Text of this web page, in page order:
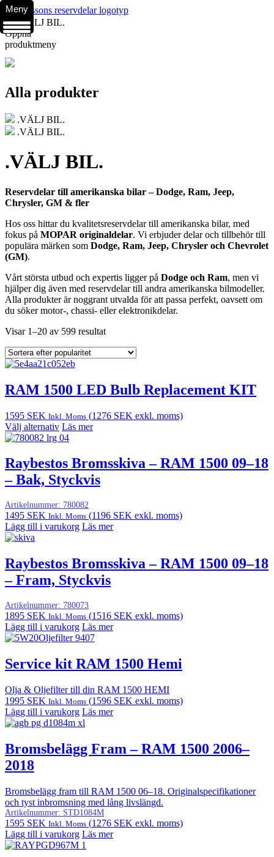
.VÄLJ BIL.
Öppna
produktmeny
Alla produkter
.VÄLJ BIL.
.VÄLJ BIL.
.VÄLJ BIL.
Reservdelar till amerikanska bilar – Dodge, Ram, Jeep,
Chrysler, GM & fler
Hos oss hittar du kvalitetsreservdelar till amerikanska bilar, med
fokus på MOPAR originaldelar. Vi erbjuder delar och tillbehör till
populära märken som Dodge, Ram, Jeep, Chrysler och Chevrolet
(GM).
Vårt största utbud och expertis ligger på Dodge och Ram, men vi
hjälper dig även med reservdelar till andra amerikanska bilmodeller.
Alla produkter är noggrant utvalda för att passa perfekt, oavsett om
du söker motor-, chassi- eller elektronikdelar.
Visar 1–20 av 599 resultat
RAM 1500 LED Bulb Replacement KIT
1595 SEK Inkl. Moms (1276 SEK exkl. moms)
Välj alternativ Läs mer
Raybestos Bromsskiva – RAM 1500 09–18
– Bak, Styckvis
Artikelnummer: 780082
1495 SEK Inkl. Moms (1196 SEK exkl. moms)
Lägg till i varukorg Läs mer
Raybestos Bromsskiva – RAM 1500 09–18
– Fram, Styckvis
Artikelnummer: 780073
1895 SEK Inkl. Moms (1516 SEK exkl. moms)
Lägg till i varukorg Läs mer
Service kit RAM 1500 Hemi
Olja & Oljefilter till din RAM 1500 HEMI
1995 SEK Inkl. Moms (1596 SEK exkl. moms)
Lägg till i varukorg Läs mer
Bromsbelägg Fram – RAM 1500 2006–
2018
Bromsbelägg fram till RAM 1500 06–18. Originalspecifikationer
och tyst inbromsning med lång livslängd.
Artikelnummer: STD1084M
1595 SEK Inkl. Moms (1276 SEK exkl. moms)
Lägg till i varukorg Läs mer
Meny